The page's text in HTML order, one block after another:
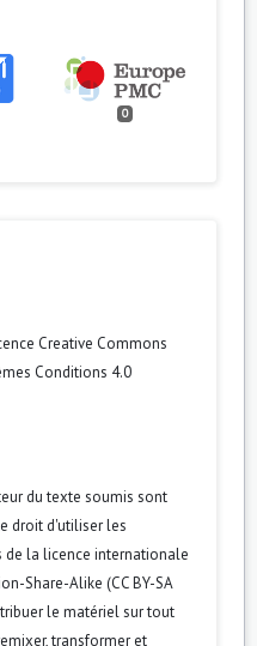
0
Creative Commons
Conditions 4.0
du texte soumis sont
droit d'utiliser les
la licence internationale
Share-Alike (CC BY-SA
le matériel sur tout
transformer et